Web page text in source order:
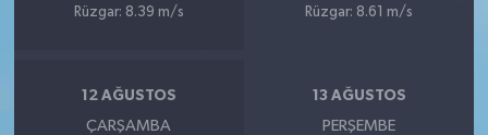
Rüzgar: 8.39 m/s
Rüzgar: 8.61 m/s
12 AĞUSTOS
ÇARŞAMBA
13 AĞUSTOS
PERŞEMBE